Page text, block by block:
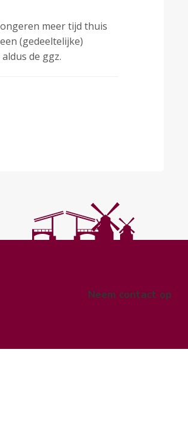
meer tijd thuis
(gedeeltelijke)
de ggz.
Neem contact op